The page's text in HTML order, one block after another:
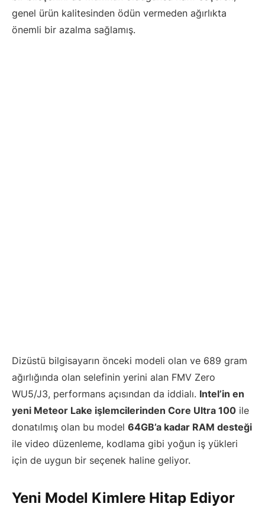
genel ürün kalitesinden ödün vermeden ağırlıkta
önemli bir azalma sağlamış.
Dizüstü bilgisayarın önceki modeli olan ve 689 gram
ağırlığında olan selefinin yerini alan FMV Zero
WU5/J3, performans açısından da iddialı. Intel’in en
yeni Meteor Lake işlemcilerinden Core Ultra 100 ile
donatılmış olan bu model 64GB’a kadar RAM desteği
ile video düzenleme, kodlama gibi yoğun iş yükleri
için de uygun bir seçenek haline geliyor.
Yeni Model Kimlere Hitap Ediyor